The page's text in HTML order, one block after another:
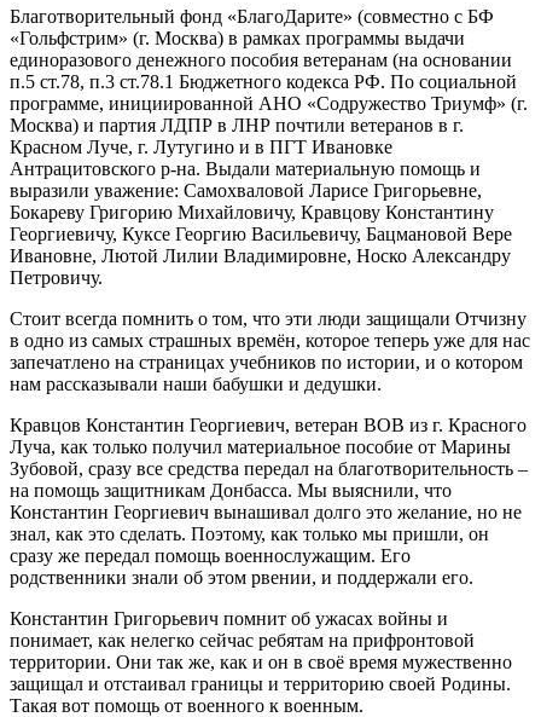
Благотворительный фонд «БлагоДарите» (совместно с БФ
«Гольфстрим» (г. Москва) в рамках программы выдачи
единоразового денежного пособия ветеранам (на основании
п.5 ст.78, п.3 ст.78.1 Бюджетного кодекса РФ. По социальной
программе, инициированной АНО «Содружество Триумф» (г.
Москва) и партия ЛДПР в ЛНР почтили ветеранов в г.
Красном Луче, г. Лутугино и в ПГТ Ивановке
Антрацитовского р-на. Выдали материальную помощь и
выразили уважение: Самохваловой Ларисе Григорьевне,
Бокареву Григорию Михайловичу, Кравцову Константину
Георгиевичу, Куксе Георгию Васильевичу, Бацмановой Вере
Ивановне, Лютой Лилии Владимировне, Носко Александру
Петровичу.
Стоит всегда помнить о том, что эти люди защищали Отчизну
в одно из самых страшных времён, которое теперь уже для нас
запечатлено на страницах учебников по истории, и о котором
нам рассказывали наши бабушки и дедушки.
Кравцов Константин Георгиевич, ветеран ВОВ из г. Красного
Луча, как только получил материальное пособие от Марины
Зубовой, сразу все средства передал на благотворительность –
на помощь защитникам Донбасса. Мы выяснили, что
Константин Георгиевич вынашивал долго это желание, но не
знал, как это сделать. Поэтому, как только мы пришли, он
сразу же передал помощь военнослужащим. Его
родственники знали об этом рвении, и поддержали его.
Константин Григорьевич помнит об ужасах войны и
понимает, как нелегко сейчас ребятам на прифронтовой
территории. Они так же, как и он в своё время мужественно
защищал и отстаивал границы и территорию своей Родины.
Такая вот помощь от военного к военным.